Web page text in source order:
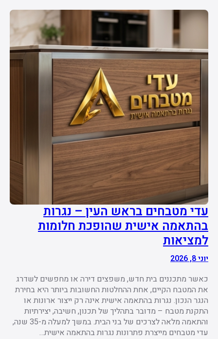
עדי מטבחים בראש העין – נגרות
בהתאמה אישית שהופכת חלומות
למציאות
יוני 8, 2026
כאשר מתכננים בית חדש, משפצים דירה או מחפשים לשדרג
את המטבח הקיים, אחת ההחלטות החשובות ביותר היא בחירת
הנגר הנכון. נגרות בהתאמה אישית אינה רק ייצור ארונות או
התקנת מטבח – מדובר בתהליך של תכנון, חשיבה, יצירתיות
והתאמה מלאה לצרכים של בני הבית. במשך למעלה מ-35 שנה,
עדי מטבחים מייצרת פתרונות נגרות בהתאמה אישית…